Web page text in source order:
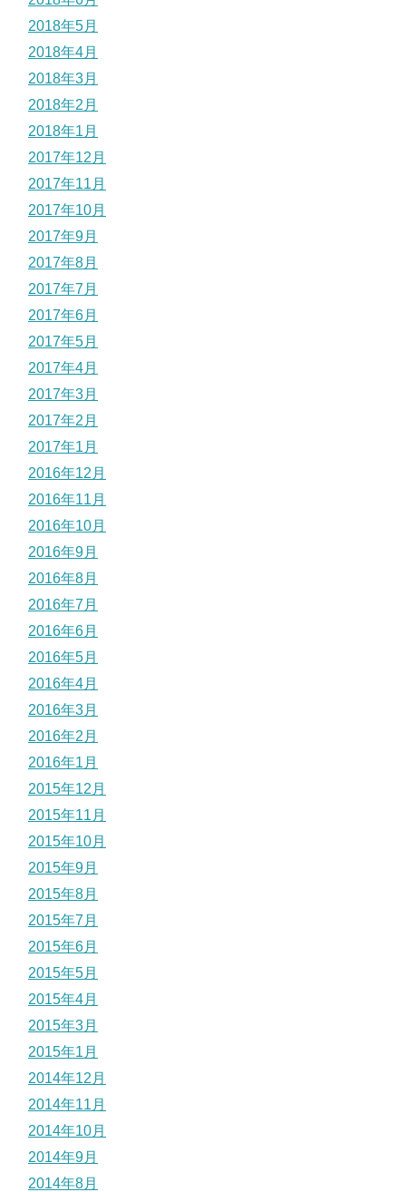
2018年5月
2018年4月
2018年3月
2018年2月
2018年1月
2017年12月
2017年11月
2017年10月
2017年9月
2017年8月
2017年7月
2017年6月
2017年5月
2017年4月
2017年3月
2017年2月
2017年1月
2016年12月
2016年11月
2016年10月
2016年9月
2016年8月
2016年7月
2016年6月
2016年5月
2016年4月
2016年3月
2016年2月
2016年1月
2015年12月
2015年11月
2015年10月
2015年9月
2015年8月
2015年7月
2015年6月
2015年5月
2015年4月
2015年3月
2015年1月
2014年12月
2014年11月
2014年10月
2014年9月
2014年8月